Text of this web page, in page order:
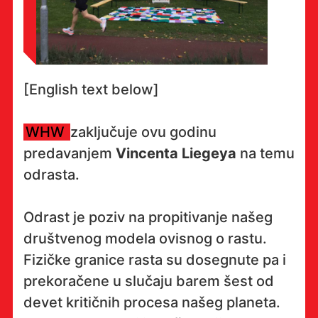
[English text below]
WHW zaključuje ovu godinu
predavanjem Vincenta Liegeya na temu
odrasta.
Odrast je poziv na propitivanje našeg
društvenog modela ovisnog o rastu.
Fizičke granice rasta su dosegnute pa i
prekoračene u slučaju barem šest od
devet kritičnih procesa našeg planeta.